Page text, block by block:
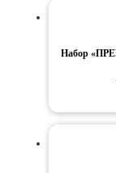
Набор